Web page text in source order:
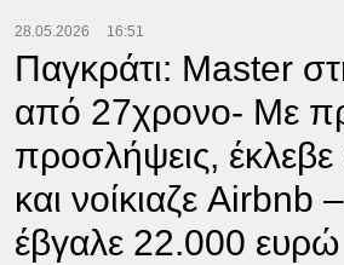
28.05.2026 16:51
Παγκράτι: Μaster
από 27χρονο- Με
προσλήψεις, έκλεβε
και νοίκιαζε Airbnb
έβγαλε 22.000